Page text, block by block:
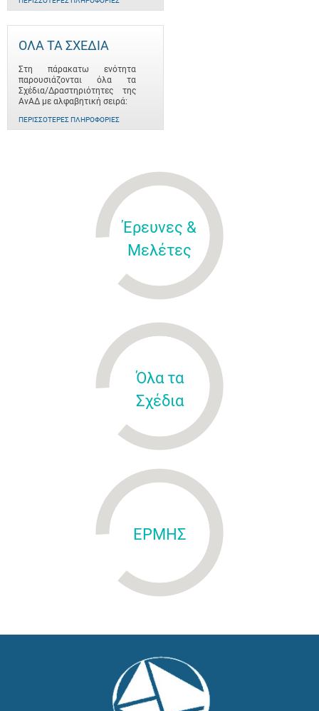
ΟΛΑ ΤΑ ΣΧΕΔΙΑ
Στη πάρακατω ενότητα
παρουσιάζονται όλα τα
Σχέδια/Δραστηριότητες της
ΑνΑΔ με αλφαβητική σειρά:
ΠΕΡΙΣΣΌΤΕΡΕΣ ΠΛΗΡΟΦΟΡΊΕΣ
Έρευνες &
Μελέτες
Όλα τα
Σχέδια
ΕΡΜΗΣ